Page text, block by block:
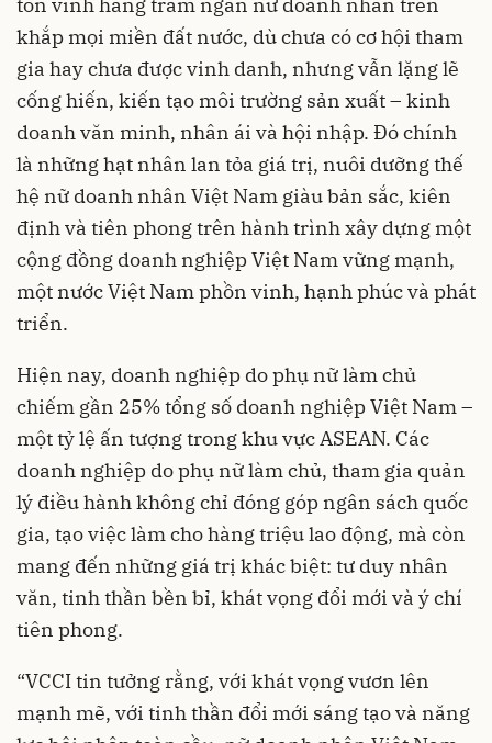
khắp mọi miền đất nước, dù chưa có cơ hội tham
gia hay chưa được vinh danh, nhưng vẫn lặng lẽ
cống hiến, kiến tạo môi trường sản xuất – kinh
doanh văn minh, nhân ái và hội nhập. Đó chính
là những hạt nhân lan tỏa giá trị, nuôi dưỡng thế
hệ nữ doanh nhân Việt Nam giàu bản sắc, kiên
định và tiên phong trên hành trình xây dựng một
cộng đồng doanh nghiệp Việt Nam vững mạnh,
một nước Việt Nam phồn vinh, hạnh phúc và phát
triển.
Hiện nay, doanh nghiệp do phụ nữ làm chủ
chiếm gần 25% tổng số doanh nghiệp Việt Nam –
một tỷ lệ ấn tượng trong khu vực ASEAN. Các
doanh nghiệp do phụ nữ làm chủ, tham gia quản
lý điều hành không chỉ đóng góp ngân sách quốc
gia, tạo việc làm cho hàng triệu lao động, mà còn
mang đến những giá trị khác biệt: tư duy nhân
văn, tinh thần bền bỉ, khát vọng đổi mới và ý chí
tiên phong.
“VCCI tin tưởng rằng, với khát vọng vươn lên
mạnh mẽ, với tinh thần đổi mới sáng tạo và năng